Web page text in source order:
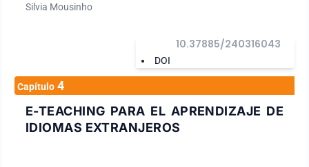
Silvia Mousinho
DOI
10.37885/240316043
Capítulo 4
E-TEACHING PARA EL APRENDIZAJE DE
IDIOMAS EXTRANJEROS